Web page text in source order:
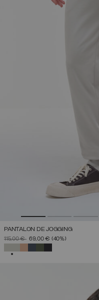
PANTALON DE JOGGING
PRIX RÉDUIT DE
115,00 €À69,00 € (40%)